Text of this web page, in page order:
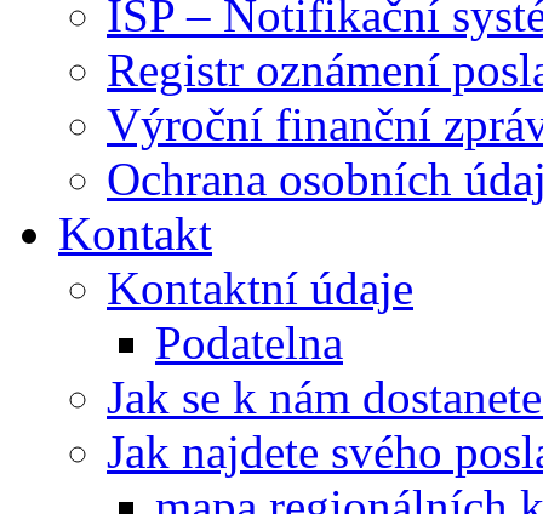
ISP – Notifikační
Registr oznámení
Výroční finanční
Ochrana osobních
Kontakt
Kontaktní údaje
Podatelna
Jak se k nám
Jak najdete svého